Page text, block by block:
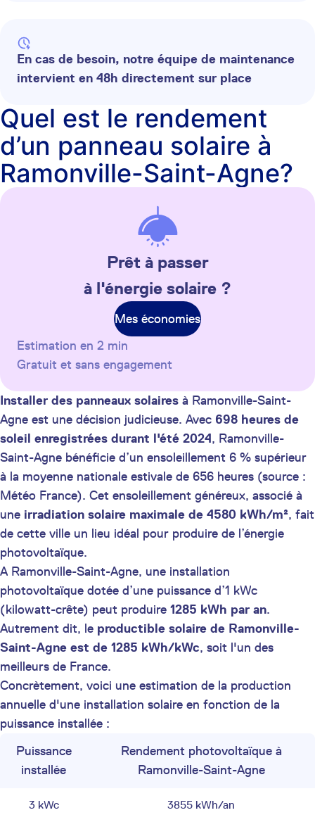
En cas de besoin, notre équipe de maintenance
intervient en 48h directement sur place
Quel est le rendement
d’un panneau solaire à
Ramonville-Saint-Agne?
Prêt à passer
à l'énergie solaire ?
Mes économies
Estimation en 2 min
Gratuit et sans engagement
Installer des panneaux solaires à Ramonville-Saint-
Agne est une décision judicieuse. Avec 698 heures de
soleil enregistrées durant l'été 2024, Ramonville-
Saint-Agne bénéficie d’un ensoleillement 6 % supérieur
à la moyenne nationale estivale de 656 heures (source :
Météo France). Cet ensoleillement généreux, associé à
une irradiation solaire maximale de 4580 kWh/m², fait
de cette ville un lieu idéal pour produire de l’énergie
photovoltaïque.
A Ramonville-Saint-Agne, une installation
photovoltaïque dotée d’une puissance d’1 kWc
(kilowatt-crête) peut produire 1285 kWh par an.
Autrement dit, le productible solaire de Ramonville-
Saint-Agne est de 1285 kWh/kWc, soit l'un des
meilleurs de France.
Concrètement, voici une estimation de la production
annuelle d'une installation solaire en fonction de la
puissance installée :
Puissance
installée
Rendement photovoltaïque à
Ramonville-Saint-Agne
3 kWc 3855 kWh/an